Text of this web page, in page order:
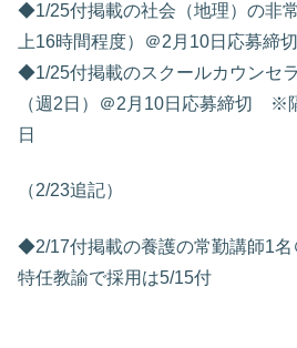
◆1/25付掲載の社会（地理）の非
上16時間程度）＠2月10日応募締切
◆1/25付掲載のスクールカウンセ
（週2日）＠2月10日応募締切 ※
日
（2/23追記）
◆2/17付掲載の養護の常勤講師1
特任教諭で採用は5/15付